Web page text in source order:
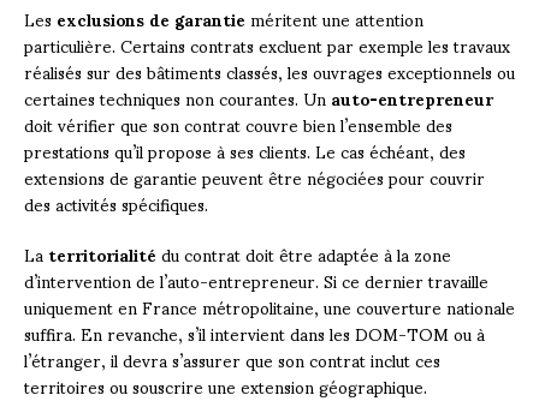
Lesexclusions de garantieméritent une attention
particulière. Certains contrats excluent par exemple les travaux
réalisés sur des bâtiments classés, les ouvrages exceptionnels ou
certaines techniques non courantes. Unauto-entrepreneur
doit vérifier que son contrat couvre bien l’ensemble des
prestations qu’il propose à ses clients. Le cas échéant, des
extensions de garantie peuvent être négociées pour couvrir
des activités spécifiques.
Laterritorialitédu contrat doit être adaptée à la zone
d’intervention de l’auto-entrepreneur. Si ce dernier travaille
uniquement en France métropolitaine, une couverture nationale
suffira. En revanche, s’il intervient dans les DOM-TOM ou à
l’étranger, il devra s’assurer que son contrat inclut ces
territoires ou souscrire une extension géographique.